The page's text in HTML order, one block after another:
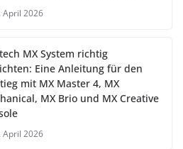
April 2026
MX System richtig
Eine Anleitung für den
mit MX Master 4, MX
MX Brio und MX Creative
April 2026